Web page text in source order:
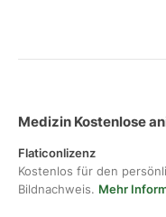
Medizin Kostenlose
Flaticonlizenz
Kostenlos für den
Bildnachweis. Mehr